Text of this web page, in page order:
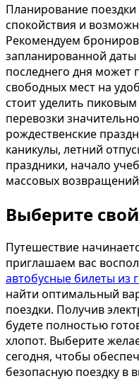
Планирование
спокойствия и
Рекомендуем
запланированной
последнего дня может
свободных мест на
стоит уделить
перевозки
рождественские
каникулы, летний
праздники, начало
массовых
Выберите
Путешествие
приглашаем вас
автобусные билеты из
найти оптимальный
поездки. Получив
будете полностью
хлопот. Выберите
сегодня, чтобы
безопасную поездку в